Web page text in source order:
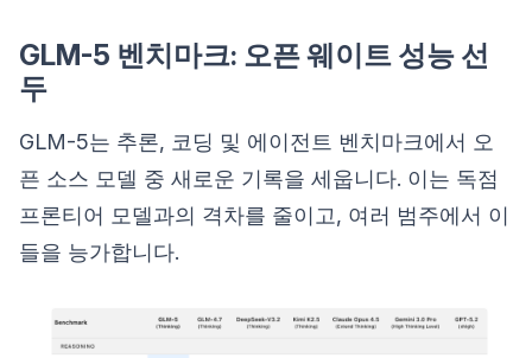
GLM-5 벤치마크: 오픈 웨이트 성능 선
두
GLM-5는 추론, 코딩 및 에이전트 벤치마크에서 오
픈 소스 모델 중 새로운 기록을 세웁니다. 이는 독점
프론티어 모델과의 격차를 줄이고, 여러 범주에서 이
들을 능가합니다.